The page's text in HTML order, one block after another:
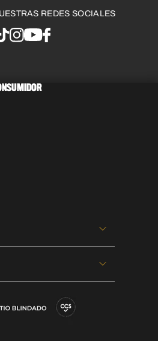
REDES SOCIALES